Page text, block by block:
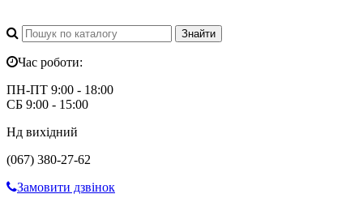
Час роботи:
ПН-ПТ 9:00 - 18:00
СБ 9:00 - 15:00
Нд вихідний
(067) 380-27-62
Замовити дзвінок